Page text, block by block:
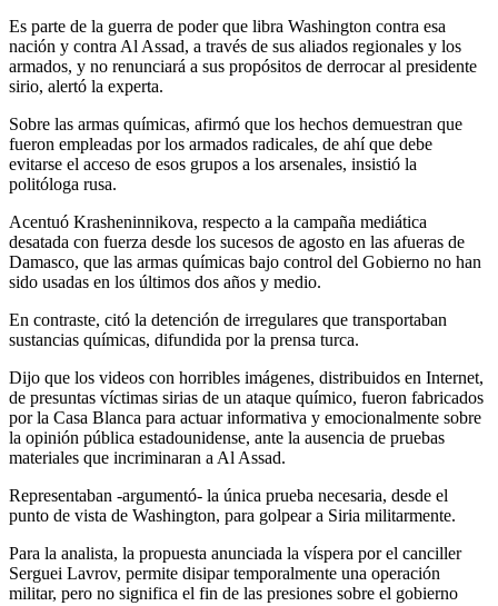
Es parte de la guerra de poder que libra Washington contra esa
nación y contra Al Assad, a través de sus aliados regionales y los
armados, y no renunciará a sus propósitos de derrocar al presidente
sirio, alertó la experta.
Sobre las armas químicas, afirmó que los hechos demuestran que
fueron empleadas por los armados radicales, de ahí que debe
evitarse el acceso de esos grupos a los arsenales, insistió la
politóloga rusa.
Acentuó Krasheninnikova, respecto a la campaña mediática
desatada con fuerza desde los sucesos de agosto en las afueras de
Damasco, que las armas químicas bajo control del Gobierno no han
sido usadas en los últimos dos años y medio.
En contraste, citó la detención de irregulares que transportaban
sustancias químicas, difundida por la prensa turca.
Dijo que los videos con horribles imágenes, distribuidos en Internet,
de presuntas víctimas sirias de un ataque químico, fueron fabricados
por la Casa Blanca para actuar informativa y emocionalmente sobre
la opinión pública estadounidense, ante la ausencia de pruebas
materiales que incriminaran a Al Assad.
Representaban -argumentó- la única prueba necesaria, desde el
punto de vista de Washington, para golpear a Siria militarmente.
Para la analista, la propuesta anunciada la víspera por el canciller
Serguei Lavrov, permite disipar temporalmente una operación
militar, pero no significa el fin de las presiones sobre el gobierno